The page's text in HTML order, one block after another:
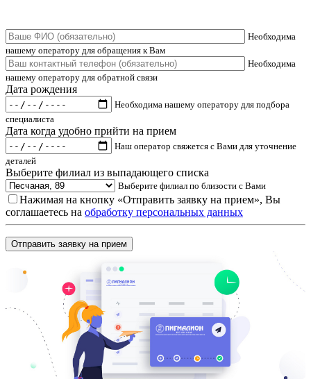
Необходима
нашему оператору для обращения к Вам
Необходима
нашему оператору для обратной связи
Дата рождения
Необходима нашему оператору для подбора
специалиста
Дата когда удобно прийти на прием
Наш оператор свяжется с Вами для уточнение
деталей
Выберите филиал из выпадающего списка
Выберите филиал по близости с Вами
Нажимая на кнопку «Отправить заявку на прием», Вы
соглашаетесь на обработку персональных данных